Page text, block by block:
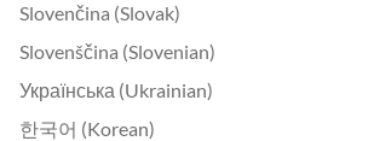
Slovenčina (Slovak)
Slovenščina (Slovenian)
Українська (Ukrainian)
한국어 (Korean)